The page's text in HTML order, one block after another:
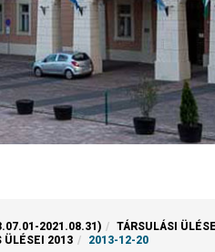
2021.08.31)
TÁRSULÁSI
ÜLÉSEI 2013
2013-12-20